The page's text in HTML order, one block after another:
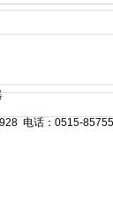
电话：0515-